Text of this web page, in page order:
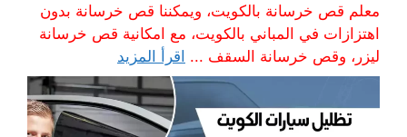
معلم قص خرسانة بالكويت، ويمكننا قص خرسانة بدون
اهتزازات في المباني بالكويت، مع امكانية قص خرسانة
ليزر، وقص خرسانة السقف ... اقرأ المزيد